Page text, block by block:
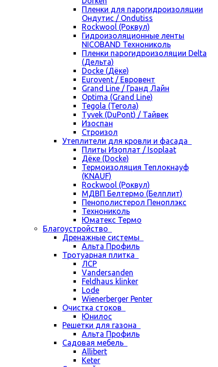
Пленки для парогидроизоляции
Ондутис / Ondutiss
Rockwool (Роквул)
Гидроизоляционные ленты
NICOBAND Технониколь
Пленки парогидроизоляции Delta
(Дельта)
Docke (Дёке)
Eurovent / Евровент
Grand Line / Гранд Лайн
Optima (Grand Line)
Tegola (Тегола)
Tyvek (DuPont) / Тайвек
Изоспан
Строизол
Утеплители для кровли и фасада
Плиты Изоплат / Isoplaat
Дёке (Docke)
Термоизоляция Теплокнауф
(KNAUF)
Rockwool (Роквул)
МДВП Белтермо (Белплит)
Пенополистерол Пеноплэкс
Технониколь
Юматекс Термо
Благоустройство
Дренажные системы
Альта Профиль
Тротуарная плитка
ЛСР
Vandersanden
Feldhaus klinker
Lode
Wienerberger Penter
Очистка стоков
Юнилос
Решетки для газона
Альта Профиль
Садовая мебель
Allibert
Keter